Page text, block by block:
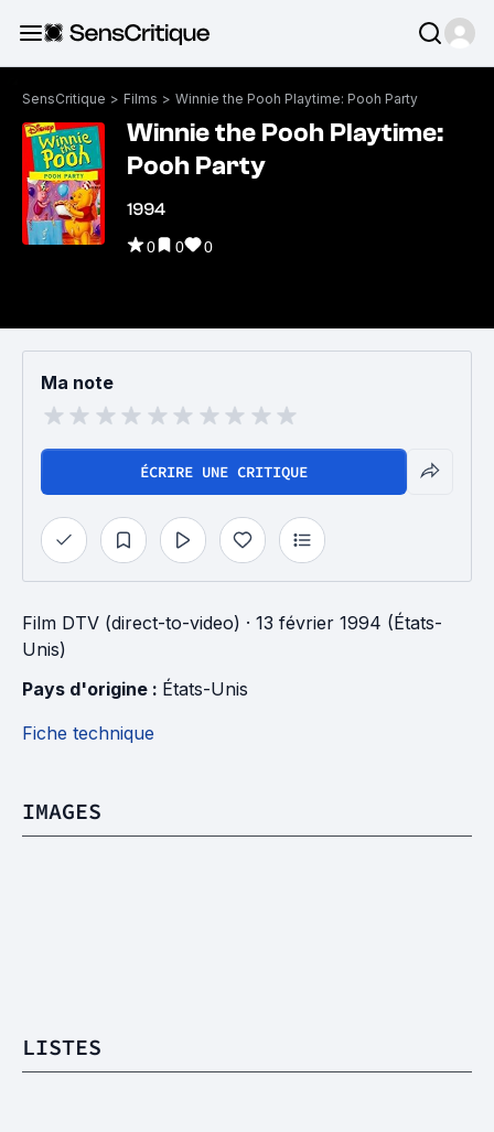
SensCritique > Films > Winnie the Pooh Playtime: Pooh Party
Winnie the Pooh Playtime:
Pooh Party
1994
0 0 0
Ma note
ÉCRIRE UNE CRITIQUE
Film DTV (direct-to-video) · 13 février 1994 (États-
Unis)
Pays d'origine : États-Unis
Fiche technique
IMAGES
LISTES